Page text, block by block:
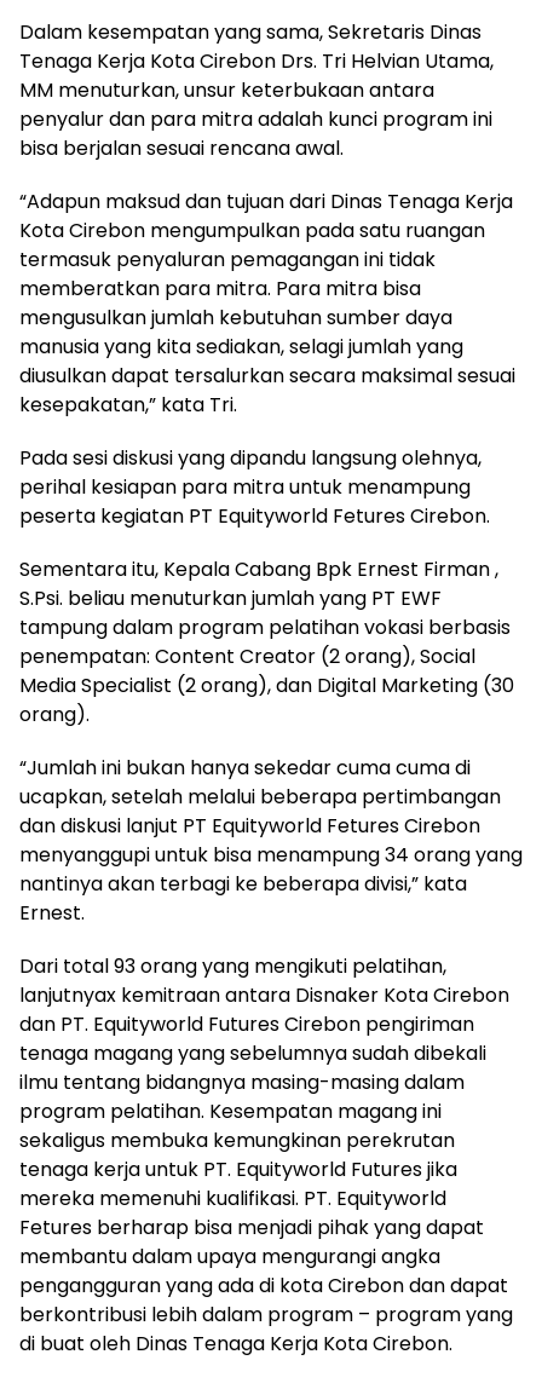
Dalam kesempatan yang sama, Sekretaris Dinas
Tenaga Kerja Kota Cirebon Drs. Tri Helvian Utama,
MM menuturkan, unsur keterbukaan antara
penyalur dan para mitra adalah kunci program ini
bisa berjalan sesuai rencana awal.
“Adapun maksud dan tujuan dari Dinas Tenaga Kerja
Kota Cirebon mengumpulkan pada satu ruangan
termasuk penyaluran pemagangan ini tidak
memberatkan para mitra. Para mitra bisa
mengusulkan jumlah kebutuhan sumber daya
manusia yang kita sediakan, selagi jumlah yang
diusulkan dapat tersalurkan secara maksimal sesuai
kesepakatan,” kata Tri.
Pada sesi diskusi yang dipandu langsung olehnya,
perihal kesiapan para mitra untuk menampung
peserta kegiatan PT Equityworld Fetures Cirebon.
Sementara itu, Kepala Cabang Bpk Ernest Firman ,
S.Psi. beliau menuturkan jumlah yang PT EWF
tampung dalam program pelatihan vokasi berbasis
penempatan: Content Creator (2 orang), Social
Media Specialist (2 orang), dan Digital Marketing (30
orang).
“Jumlah ini bukan hanya sekedar cuma cuma di
ucapkan, setelah melalui beberapa pertimbangan
dan diskusi lanjut PT Equityworld Fetures Cirebon
menyanggupi untuk bisa menampung 34 orang yang
nantinya akan terbagi ke beberapa divisi,” kata
Ernest.
Dari total 93 orang yang mengikuti pelatihan,
lanjutnyax kemitraan antara Disnaker Kota Cirebon
dan PT. Equityworld Futures Cirebon pengiriman
tenaga magang yang sebelumnya sudah dibekali
ilmu tentang bidangnya masing-masing dalam
program pelatihan. Kesempatan magang ini
sekaligus membuka kemungkinan perekrutan
tenaga kerja untuk PT. Equityworld Futures jika
mereka memenuhi kualifikasi. PT. Equityworld
Fetures berharap bisa menjadi pihak yang dapat
membantu dalam upaya mengurangi angka
pengangguran yang ada di kota Cirebon dan dapat
berkontribusi lebih dalam program – program yang
di buat oleh Dinas Tenaga Kerja Kota Cirebon.